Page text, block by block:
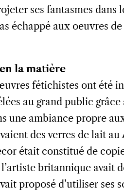
ses fantasmes dans
échappé aux oeuvres de
la matière
fétichistes ont été
au grand public
une ambiance propre
des verres de lait au
était constitué de
britannique avait
proposé d’utiliser ses